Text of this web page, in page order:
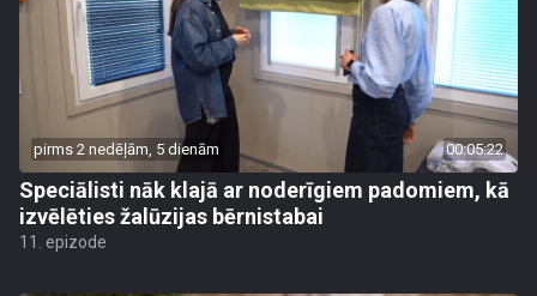
pirms 2 nedēļām, 5 dienām 00:05:22
Speciālisti nāk klajā ar noderīgiem padomiem, kā
izvēlēties žalūzijas bērnistabai
11. epizode